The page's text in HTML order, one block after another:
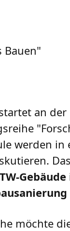
Bauen"
an
werden
möchte